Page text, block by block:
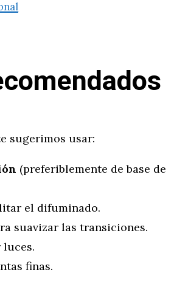
sugerimos usar:
(preferiblemente de base de
el difuminado.
suavizar las transiciones.
finas.